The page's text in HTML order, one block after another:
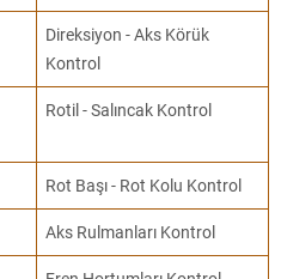
Direksiyon - Aks Körük
Kontrol
Rotil - Salıncak Kontrol
Rot Başı - Rot Kolu Kontrol
Aks Rulmanları Kontrol